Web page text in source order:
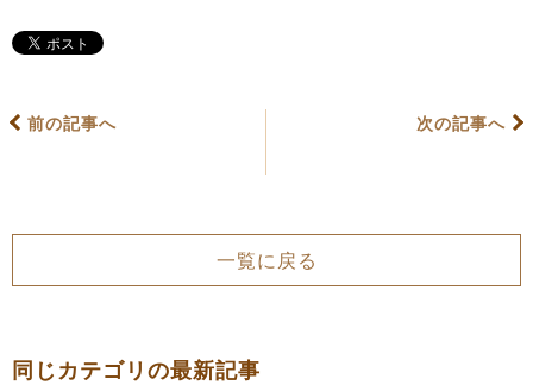
前の記事へ 次の記事へ
一覧に戻る
同じカテゴリの最新記事